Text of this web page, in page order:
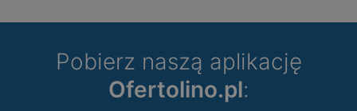
Pobierz naszą aplikację
Ofertolino.pl: